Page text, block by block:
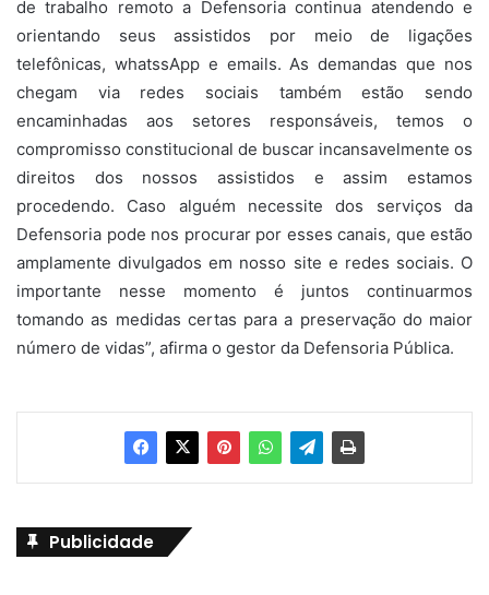
de trabalho remoto a Defensoria continua atendendo e
orientando seus assistidos por meio de ligações
telefônicas, whatssApp e emails. As demandas que nos
chegam via redes sociais também estão sendo
encaminhadas aos setores responsáveis, temos o
compromisso constitucional de buscar incansavelmente os
direitos dos nossos assistidos e assim estamos
procedendo. Caso alguém necessite dos serviços da
Defensoria pode nos procurar por esses canais, que estão
amplamente divulgados em nosso site e redes sociais. O
importante nesse momento é juntos continuarmos
tomando as medidas certas para a preservação do maior
número de vidas”, afirma o gestor da Defensoria Pública.
Publicidade